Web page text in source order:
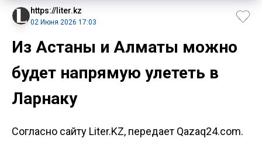
https://liter.kz
02 Июня 2026 17:03
Из Астаны и Алматы можно
будет напрямую улететь в
Ларнаку
Согласно сайту Liter.KZ, передает Qazaq24.com.